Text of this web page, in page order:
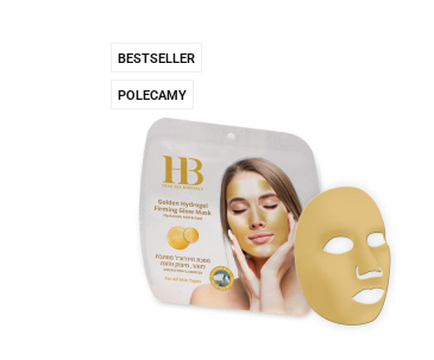
BESTSELLER
POLECAMY